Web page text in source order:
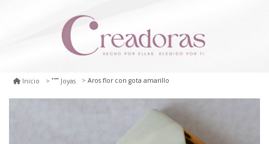
Inicio Joyas Aros flor con gota amarillo